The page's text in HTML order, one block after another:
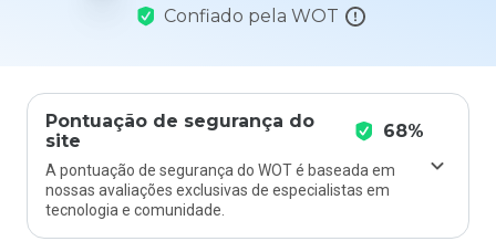
Confiado pela WOT
Pontuação de segurança do
site
68%
A pontuação de segurança do WOT é baseada em
nossas avaliações exclusivas de especialistas em
tecnologia e comunidade.